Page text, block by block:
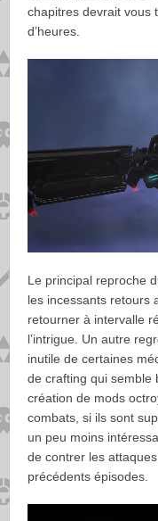
chapitres devrait vous
d’heures.
Le principal reproche
les incessants retours
retourner à intervalle
l’intrigue. Un autre
inutile de certaines
de crafting qui semble
création de mods
combats, si ils sont
un peu moins
de contrer les
précédents épisodes.